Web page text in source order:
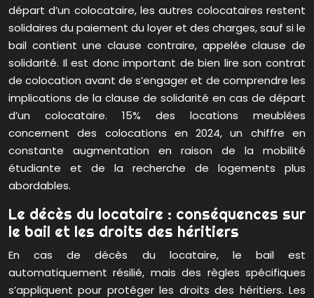
départ d’un colocataire, les autres colocataires restent
solidaires du paiement du loyer et des charges, sauf si le
bail contient une clause contraire, appelée clause de
solidarité. Il est donc important de bien lire son contrat
de colocation avant de s’engager et de comprendre les
implications de la clause de solidarité en cas de départ
d’un colocataire. 15% des locations meublées
concernent des colocations en 2024, un chiffre en
constante augmentation en raison de la mobilité
étudiante et de la recherche de logements plus
abordables.
Le décès du locataire : conséquences sur
le bail et les droits des héritiers
En cas de décès du locataire, le bail est
automatiquement résilié, mais des règles spécifiques
s’appliquent pour protéger les droits des héritiers. Les